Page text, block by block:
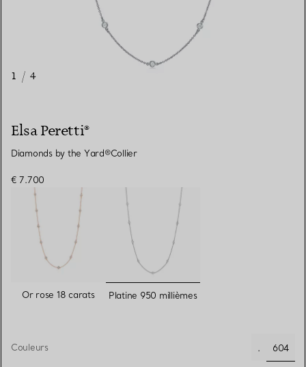
1 / 4
Elsa Peretti®
Diamonds by the Yard®Collier
€ 7.700
Couleurs .
604
Or rose 18 carats sélectionnés
Platine 950 millièmes